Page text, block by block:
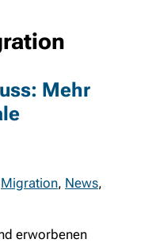
Mehr
Migration, News,
erworbenen